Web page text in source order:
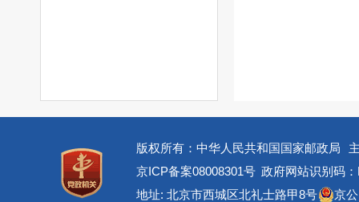
版权所有：中华人民共和国国家邮政局
京ICP备案08008301号 政府网站识别码
地址: 北京市西城区北礼士路甲8号
京